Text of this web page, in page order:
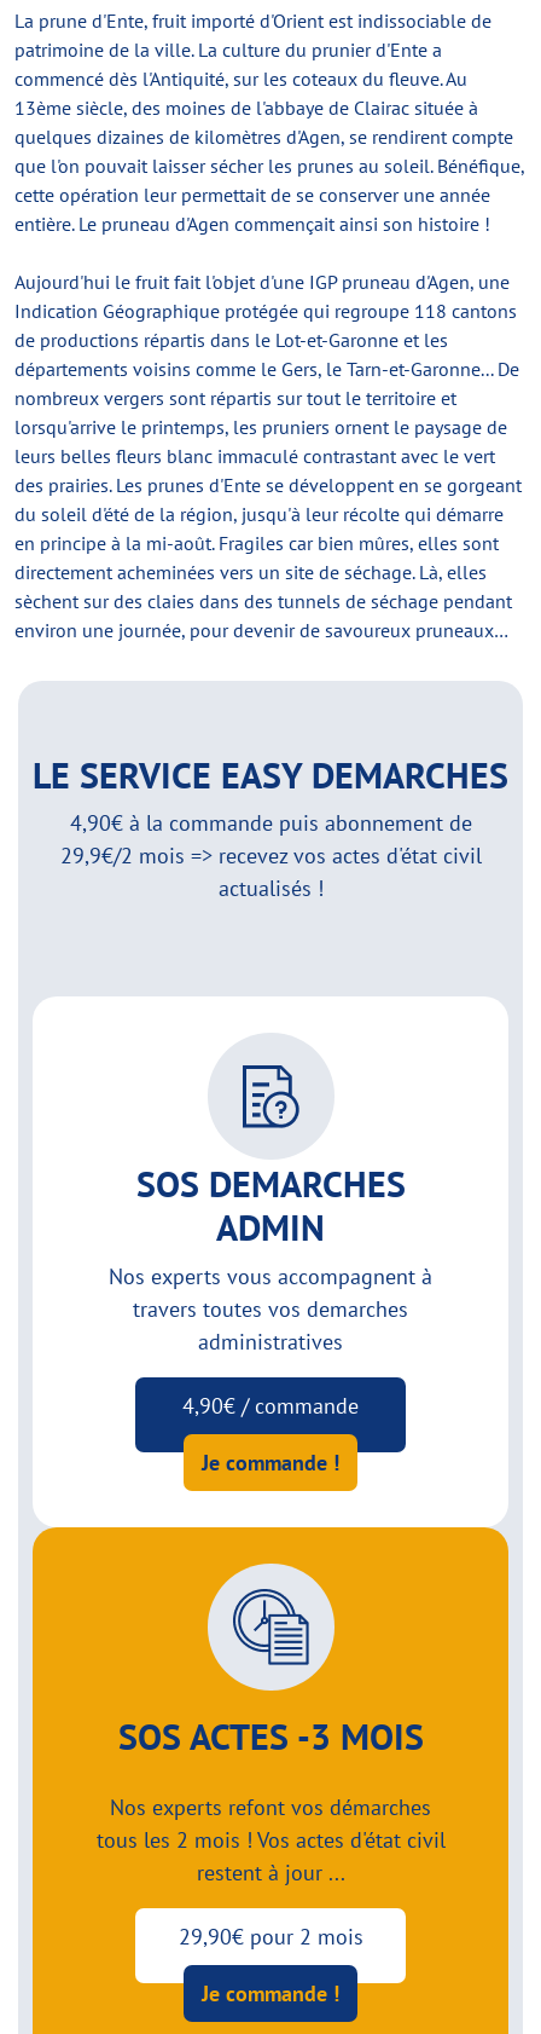
La prune d'Ente, fruit importé d'Orient est indissociable de
patrimoine de la ville. La culture du prunier d'Ente a
commencé dès l'Antiquité, sur les coteaux du fleuve. Au
13ème siècle, des moines de l'abbaye de Clairac située à
quelques dizaines de kilomètres d'Agen, se rendirent compte
que l'on pouvait laisser sécher les prunes au soleil. Bénéfique,
cette opération leur permettait de se conserver une année
entière. Le pruneau d'Agen commençait ainsi son histoire !
Aujourd'hui le fruit fait l'objet d'une IGP pruneau d'Agen, une
Indication Géographique protégée qui regroupe 118 cantons
de productions répartis dans le Lot-et-Garonne et les
départements voisins comme le Gers, le Tarn-et-Garonne... De
nombreux vergers sont répartis sur tout le territoire et
lorsqu'arrive le printemps, les pruniers ornent le paysage de
leurs belles fleurs blanc immaculé contrastant avec le vert
des prairies. Les prunes d'Ente se développent en se gorgeant
du soleil d'été de la région, jusqu'à leur récolte qui démarre
en principe à la mi-août. Fragiles car bien mûres, elles sont
directement acheminées vers un site de séchage. Là, elles
sèchent sur des claies dans des tunnels de séchage pendant
environ une journée, pour devenir de savoureux pruneaux…
LE SERVICE EASY DEMARCHES
4,90€ à la commande puis abonnement de
29,9€/2 mois => recevez vos actes d'état civil
actualisés !
SOS DEMARCHES
ADMIN
Nos experts vous accompagnent à
travers toutes vos demarches
administratives
4,90€ / commande
Je commande !
SOS ACTES -3 MOIS
Nos experts refont vos démarches
tous les 2 mois ! Vos actes d'état civil
restent à jour ...
29,90€ pour 2 mois
Je commande !